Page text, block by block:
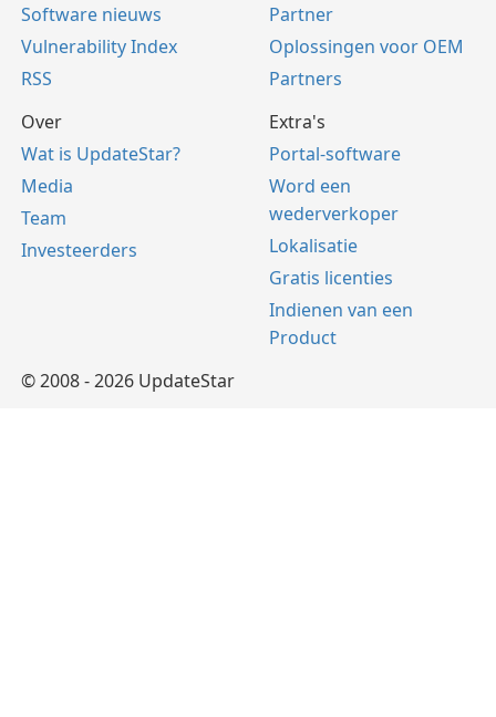
Software nieuws
Vulnerability Index
RSS
Partner
Oplossingen voor OEM
Partners
Over
Wat is UpdateStar?
Media
Team
Investeerders
Extra's
Portal-software
Word een
wederverkoper
Lokalisatie
Gratis licenties
Indienen van een
Product
© 2008 - 2026 UpdateStar